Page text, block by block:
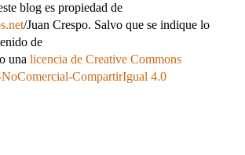
blog es propiedad de
/Juan Crespo. Salvo que se indique lo
de
una licencia de Creative Commons
CompartirIgual 4.0